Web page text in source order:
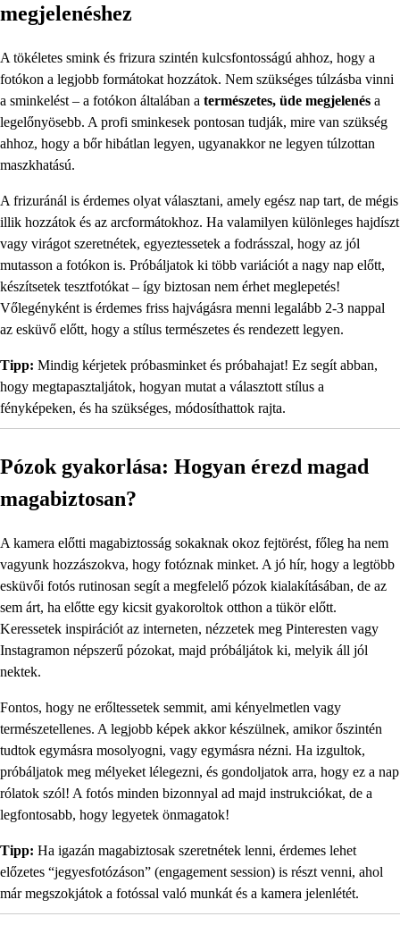
megjelenéshez
A tökéletes smink és frizura szintén kulcsfontosságú ahhoz, hogy a
fotókon a legjobb formátokat hozzátok. Nem szükséges túlzásba vinni
a sminkelést – a fotókon általában a természetes, üde megjelenés a
legelőnyösebb. A profi sminkesek pontosan tudják, mire van szükség
ahhoz, hogy a bőr hibátlan legyen, ugyanakkor ne legyen túlzottan
maszkhatású.
A frizuránál is érdemes olyat választani, amely egész nap tart, de mégis
illik hozzátok és az arcformátokhoz. Ha valamilyen különleges hajdíszt
vagy virágot szeretnétek, egyeztessetek a fodrásszal, hogy az jól
mutasson a fotókon is. Próbáljatok ki több variációt a nagy nap előtt,
készítsetek tesztfotókat – így biztosan nem érhet meglepetés!
Vőlegényként is érdemes friss hajvágásra menni legalább 2-3 nappal
az esküvő előtt, hogy a stílus természetes és rendezett legyen.
Tipp: Mindig kérjetek próbasminket és próbahajat! Ez segít abban,
hogy megtapasztaljátok, hogyan mutat a választott stílus a
fényképeken, és ha szükséges, módosíthattok rajta.
Pózok gyakorlása: Hogyan érezd magad
magabiztosan?
A kamera előtti magabiztosság sokaknak okoz fejtörést, főleg ha nem
vagyunk hozzászokva, hogy fotóznak minket. A jó hír, hogy a legtöbb
esküvői fotós rutinosan segít a megfelelő pózok kialakításában, de az
sem árt, ha előtte egy kicsit gyakoroltok otthon a tükör előtt.
Keressetek inspirációt az interneten, nézzetek meg Pinteresten vagy
Instagramon népszerű pózokat, majd próbáljátok ki, melyik áll jól
nektek.
Fontos, hogy ne erőltessetek semmit, ami kényelmetlen vagy
természetellenes. A legjobb képek akkor készülnek, amikor őszintén
tudtok egymásra mosolyogni, vagy egymásra nézni. Ha izgultok,
próbáljatok meg mélyeket lélegezni, és gondoljatok arra, hogy ez a nap
rólatok szól! A fotós minden bizonnyal ad majd instrukciókat, de a
legfontosabb, hogy legyetek önmagatok!
Tipp: Ha igazán magabiztosak szeretnétek lenni, érdemes lehet
előzetes “jegyesfotózáson” (engagement session) is részt venni, ahol
már megszokjátok a fotóssal való munkát és a kamera jelenlétét.